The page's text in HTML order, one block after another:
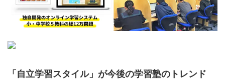
「自立学習スタイル」が今後の学習塾のトレンド